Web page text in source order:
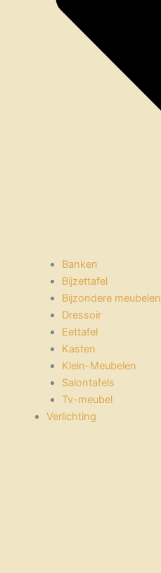
Banken
Bijzettafel
Bijzondere meubelen
Dressoir
Eettafel
Kasten
Klein-Meubelen
Salontafels
Tv-meubel
Verlichting